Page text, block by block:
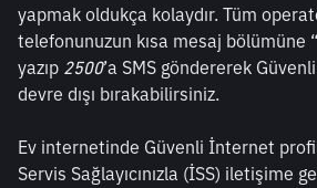
yapmak oldukça kolaydır. Tüm
telefonunuzun kısa mesaj bölümüne “
yazıp 2500’a SMS göndererek
devre dışı bırakabilirsiniz.
Ev internetinde Güvenli İnternet
Servis Sağlayıcınızla (İSS) iletişime